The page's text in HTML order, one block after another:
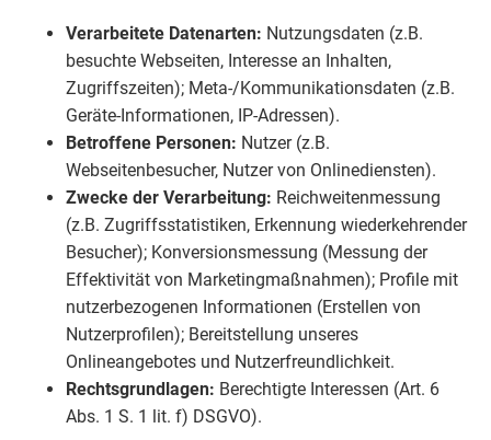
Verarbeitete Datenarten: Nutzungsdaten (z.B.
besuchte Webseiten, Interesse an Inhalten,
Zugriffszeiten); Meta-/Kommunikationsdaten (z.B.
Geräte-Informationen, IP-Adressen).
Betroffene Personen: Nutzer (z.B.
Webseitenbesucher, Nutzer von Onlinediensten).
Zwecke der Verarbeitung: Reichweitenmessung
(z.B. Zugriffsstatistiken, Erkennung wiederkehrender
Besucher); Konversionsmessung (Messung der
Effektivität von Marketingmaßnahmen); Profile mit
nutzerbezogenen Informationen (Erstellen von
Nutzerprofilen); Bereitstellung unseres
Onlineangebotes und Nutzerfreundlichkeit.
Rechtsgrundlagen: Berechtigte Interessen (Art. 6
Abs. 1 S. 1 lit. f) DSGVO).